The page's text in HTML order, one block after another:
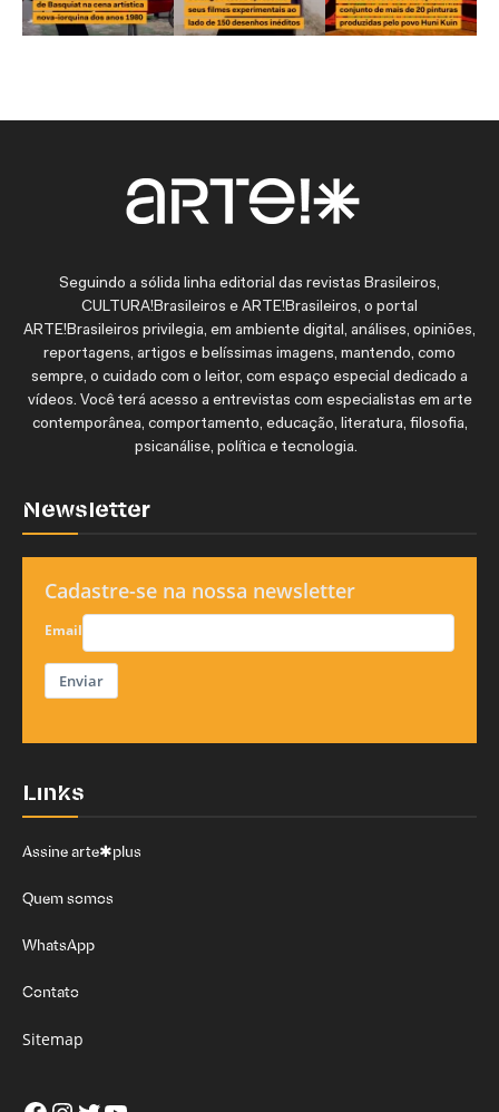
Seguindo a sólida linha editorial das revistas Brasileiros,
CULTURA!Brasileiros e ARTE!Brasileiros, o portal
ARTE!Brasileiros privilegia, em ambiente digital, análises, opiniões,
reportagens, artigos e belíssimas imagens, mantendo, como
sempre, o cuidado com o leitor, com espaço especial dedicado a
vídeos. Você terá acesso a entrevistas com especialistas em arte
contemporânea, comportamento, educação, literatura, filosofia,
psicanálise, política e tecnologia.
Newsletter
Cadastre-se na nossa newsletter
Email
Enviar
Links
Assine arte✱plus
Quem somos
WhatsApp
Contato
Sitemap